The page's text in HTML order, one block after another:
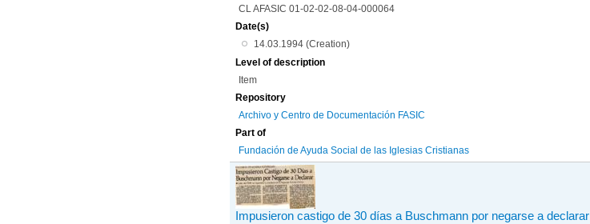
CL AFASIC 01-02-02-08-04-000064
Date(s)
14.03.1994 (Creation)
Level of description
Item
Repository
Archivo y Centro de Documentación FASIC
Part of
Fundación de Ayuda Social de las Iglesias Cristianas
Impusieron castigo de 30 días a Buschmann por negarse a declarar